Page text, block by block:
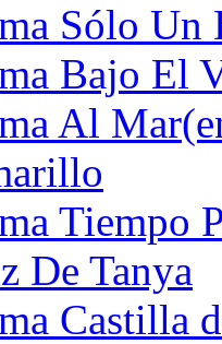
Sólo Un
Bajo El
Al
Tiempo
De Tanya
Castilla